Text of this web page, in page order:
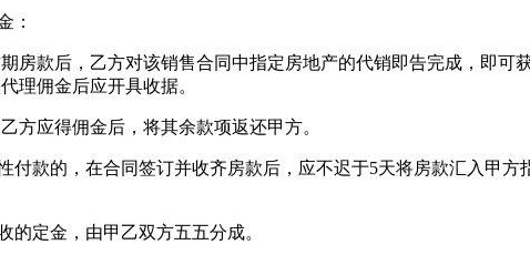
：
款后，乙方对该销售合同中指定房地产的代销即告完成，即可
理佣金后应开具收据。
应得佣金后，将其余款项返还甲方。
款的，在合同签订并收齐房款后，应不迟于5天将房款汇入甲方
定金，由甲乙双方五五分成。